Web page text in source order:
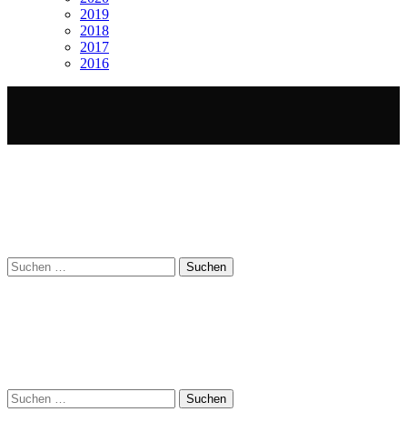
2019
2018
2017
2016
Suchen
nach:
Suchen
nach: